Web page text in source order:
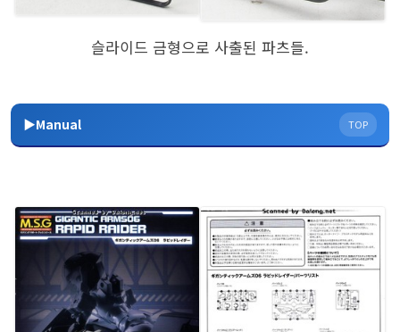
슬라이드 금형으로 사출된 파츠들.
▶Manual TOP